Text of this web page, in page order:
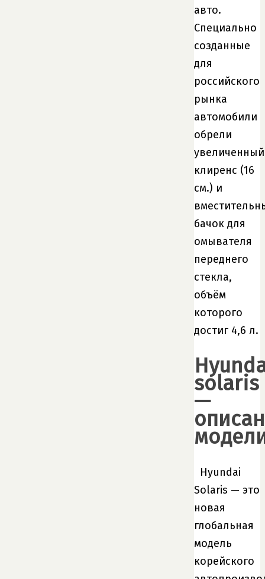
авто.
Специально
созданные
для
российского
рынка
автомобили
обрели
увеличенный
клиренс (16
см.) и
бачок для
омывателя
переднего
стекла,
объём
которого
достиг 4,6 л.
solaris
—
Hyundai
Solaris — это
новая
глобальная
модель
корейского